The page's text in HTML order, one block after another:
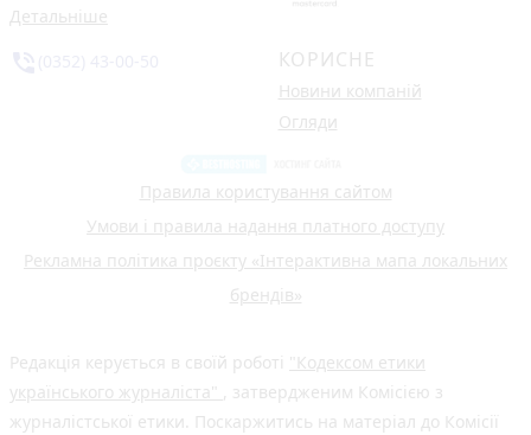
Детальніше
КОРИСНЕ
Новини компаній
Огляди
Правила користування сайтом
Умови і правила надання платного доступу
Рекламна політика проєкту «Інтерактивна мапа локальних
брендів»
Редакція керується в своїй роботі "Кодексом етики
українського журналіста"
, затвердженим Комісією з
журналістської етики. Поскаржитись на матеріал до Комісії